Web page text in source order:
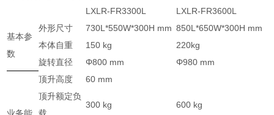
LXLR-FR3300L
LXLR-FR3600L
基本参
数
外形尺寸 730L*550W*300H mm 850L*650W*300H mm
本体自重
150 kg
220kg
旋转直径
Φ800 mm Φ980 mm
顶升高度
60 mm
顶升额定负
300 kg 600 kg